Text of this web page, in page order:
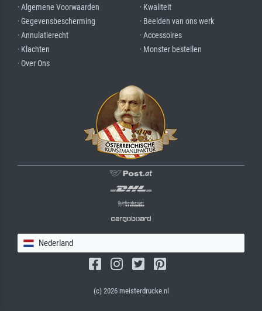
· Algemene Voorwaarden
· Gegevensbescherming
· Annulatierecht
· Klachten
· Over Ons
· Kwaliteit
· Beelden van ons werk
· Accessoires
· Monster bestellen
Nederland
(c) 2026 meisterdrucke.nl